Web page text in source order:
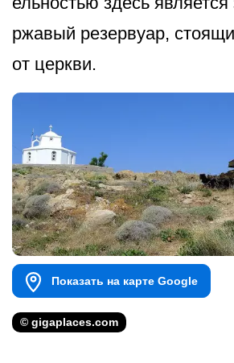
ржавый резервуар,
от церкви.
Показать на карте Google
© gigaplaces.com